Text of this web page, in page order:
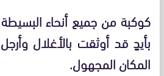
كوكبة من جميع أنحاء
بأيدٍ قد أوثقت بالأغلال
المكان المجهول.